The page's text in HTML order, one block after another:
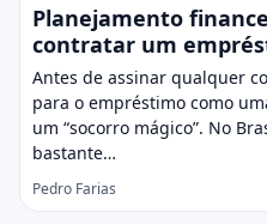
Planejamento
contratar um
Antes de assinar qualquer
para o empréstimo como
um “socorro mágico”. No
bastante…
Pedro Farias